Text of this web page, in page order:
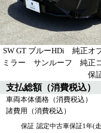
SW GT ブルーHDi 純正オ
ミラー サンルーフ 純正
保
支払総額（消費税込）
車両本体価格（消費税込）
諸費用（消費税込）
保証 認定中古車保証1年(